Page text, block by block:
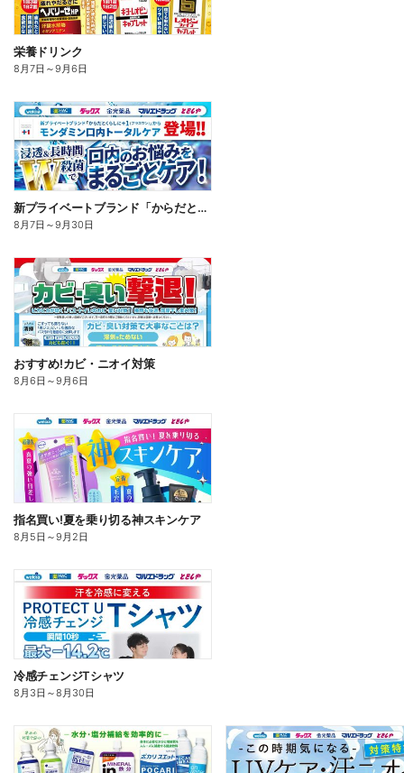
栄養ドリンク
8月7日 ～9月6日
新プライベートブランド「からだとくらしに+1(プラスワン)」よりモンダミン口内トータルケア登場!
8月7日 ～9月30日
おすすめ!カビ・ニオイ対策
8月6日 ～9月6日
指名買い!夏を乗り切る神スキンケア
8月5日 ～9月2日
冷感チェンジTシャツ
8月3日 ～8月30日